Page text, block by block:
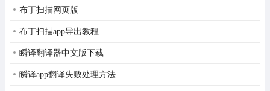
布丁扫描网页版
布丁扫描app导出教程
瞬译翻译器中文版下载
瞬译app翻译失败处理方法